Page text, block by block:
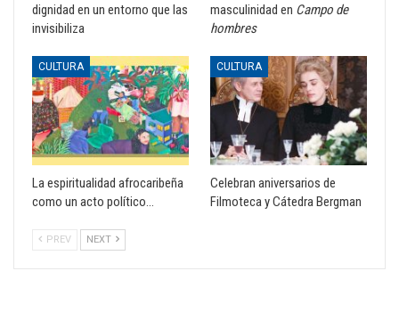
dignidad en un entorno que las
invisibiliza
masculinidad en Campo de
hombres
CULTURA
La espiritualidad afrocaribeña
como un acto político…
CULTURA
Celebran aniversarios de
Filmoteca y Cátedra Bergman
PREV NEXT